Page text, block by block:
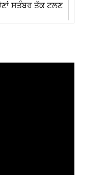
ਸਤੰਬਰ ਤੱਕ ਟਲਣ